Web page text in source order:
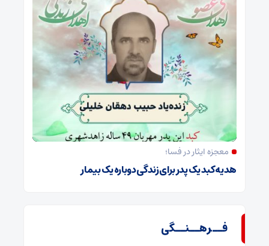
معجزه ایثار در فسا؛
هدیه کبد یک پدر برای زندگی دوباره یک بیمار
فــرهــنــگی